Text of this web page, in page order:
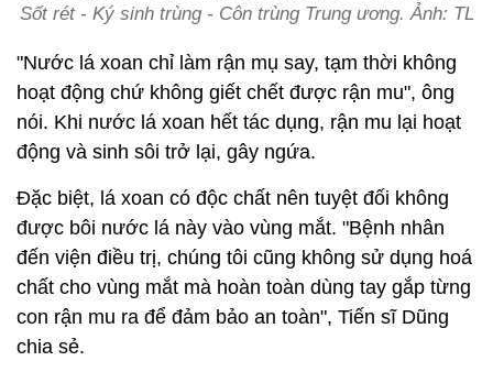
Sốt rét - Ký sinh trùng - Côn trùng Trung ương. Ảnh: TL
"Nước lá xoan chỉ làm rận mụ say, tạm thời không
hoạt động chứ không giết chết được rận mu", ông
nói. Khi nước lá xoan hết tác dụng, rận mu lại hoạt
động và sinh sôi trở lại, gây ngứa.
Đặc biệt, lá xoan có độc chất nên tuyệt đối không
được bôi nước lá này vào vùng mắt. "Bệnh nhân
đến viện điều trị, chúng tôi cũng không sử dụng hoá
chất cho vùng mắt mà hoàn toàn dùng tay gắp từng
con rận mu ra để đảm bảo an toàn", Tiến sĩ Dũng
chia sẻ.